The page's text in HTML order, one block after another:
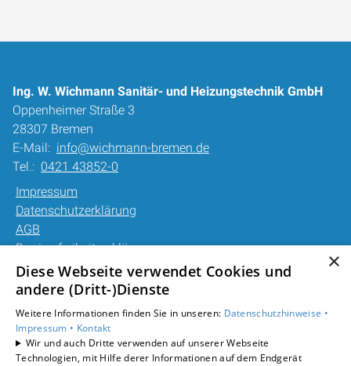
Ing. W. Wichmann Sanitär- und Heizungstechnik GmbH
Oppenheimer Straße 3
28307 Bremen
E-Mail: info@wichmann-bremen.de
Tel.: 0421 43852-0
Impressum
Datenschutzerklärung
AGB
Barrierefreiheitserklärung
Unsere Bereiche
Gewerbekunden
Karriere
Unternehmen
×
Diese Webseite verwendet Cookies und
andere (Dritt-)Dienste
Weitere Informationen finden Sie in unseren: Datenschutzhinweise •
Impressum • Kontakt
Wir und auch Dritte verwenden auf unserer Webseite
Technologien, mit Hilfe derer Informationen auf dem Endgerät